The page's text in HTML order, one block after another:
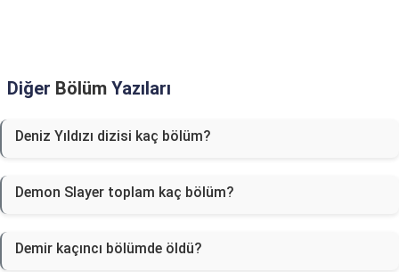
Diğer Bölüm Yazıları
Deniz Yıldızı dizisi kaç bölüm?
Demon Slayer toplam kaç bölüm?
Demir kaçıncı bölümde öldü?